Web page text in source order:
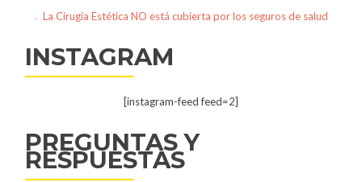
La Cirugía Estética NO está cubierta por los seguros de salud
INSTAGRAM
[instagram-feed feed=2]
PREGUNTAS Y
RESPUESTAS